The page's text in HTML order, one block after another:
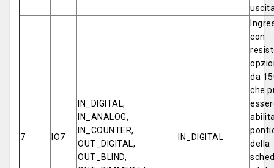
7 IO7
IN_DIGITAL,
IN_ANALOG,
IN_COUNTER,
OUT_DIGITAL,
OUT_BLIND,
IN_DIGITAL
con
da
che
della